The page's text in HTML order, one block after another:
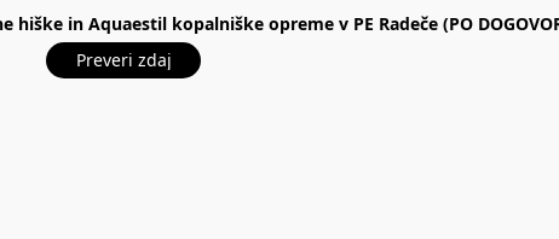
in Aquaestil kopalniške opreme v PE Radeče (PO
Preveri zdaj